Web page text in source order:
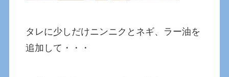
タレに少しだけニンニクとネギ、ラー油を
追加して・・・